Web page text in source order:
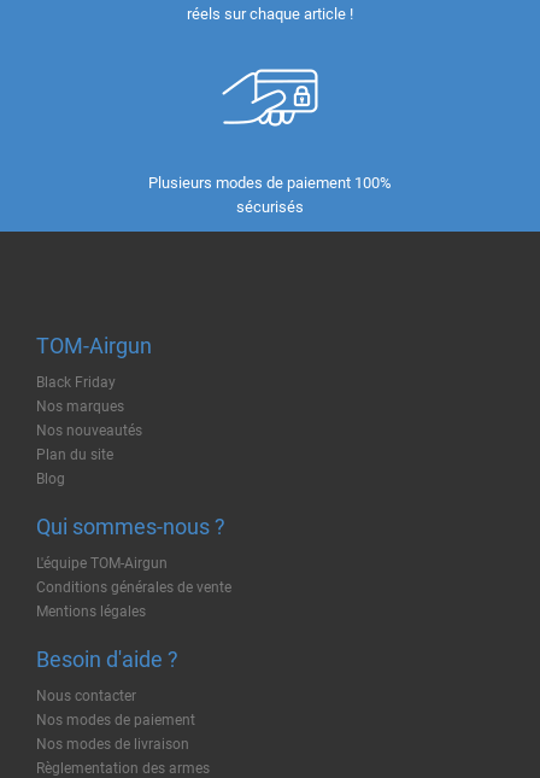
réels sur chaque article !
Plusieurs modes de paiement 100%
sécurisés
TOM-Airgun
Black Friday
Nos marques
Nos nouveautés
Plan du site
Blog
Qui sommes-nous ?
L'équipe TOM-Airgun
Conditions générales de vente
Mentions légales
Besoin d'aide ?
Nous contacter
Nos modes de paiement
Nos modes de livraison
Règlementation des armes